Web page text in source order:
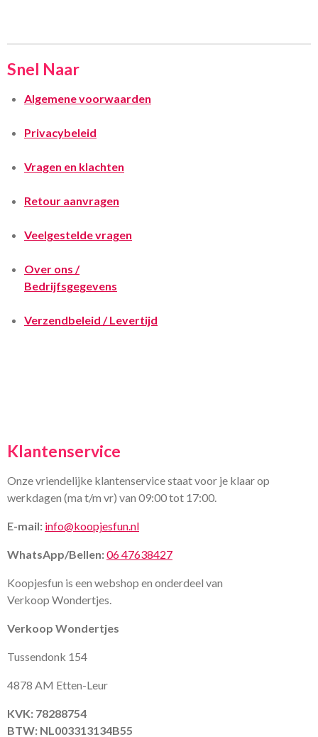
Snel Naar
Algemene voorwaarden
Privacybeleid
Vragen en klachten
Retour aanvragen
Veelgestelde vragen
Over ons /
Bedrijfsgegevens
Verzendbeleid / Levertijd
Klantenservice
Onze vriendelijke klantenservice staat voor je klaar op
werkdagen (ma t/m vr) van 09:00 tot 17:00.
E-mail: info@koopjesfun.nl
WhatsApp/Bellen:06 47638427
Koopjesfun is een webshop en onderdeel van
Verkoop Wondertjes.
Verkoop Wondertjes
Tussendonk 154
4878 AM Etten-Leur
KVK: 78288754
BTW: NL003313134B55